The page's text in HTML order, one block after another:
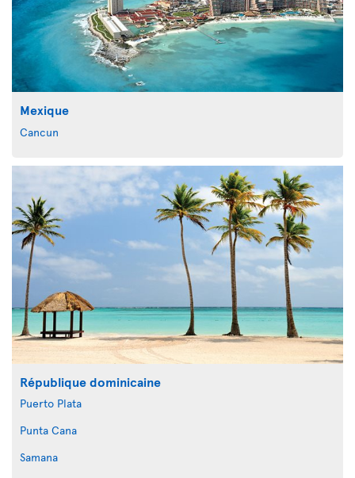
Mexique
Cancun
République dominicaine
Puerto Plata
Punta Cana
Samana